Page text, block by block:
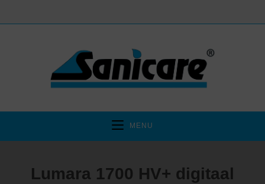
MENU
Lumara 1700 HV+ digitaal